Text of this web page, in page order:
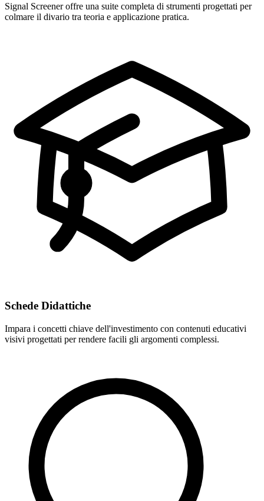
Signal Screener offre una suite completa di strumenti progettati per
colmare il divario tra teoria e applicazione pratica.
Schede Didattiche
Impara i concetti chiave dell'investimento con contenuti educativi
visivi progettati per rendere facili gli argomenti complessi.